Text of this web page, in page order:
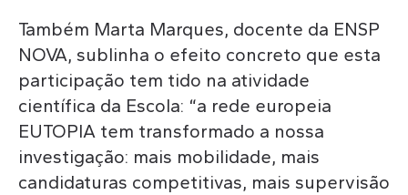
Também Marta Marques, docente da ENSP
NOVA, sublinha o efeito concreto que esta
participação tem tido na atividade
científica da Escola: “a rede europeia
EUTOPIA tem transformado a nossa
investigação: mais mobilidade, mais
candidaturas competitivas, mais supervisão